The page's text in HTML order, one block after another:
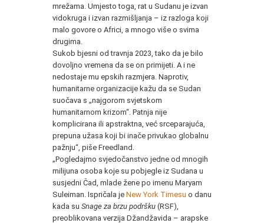
mrežama. Umjesto toga, rat u Sudanu je izvan
vidokruga i izvan razmišljanja – iz razloga koji
malo govore o Africi, a mnogo više o svima
drugima.
Sukob bjesni od travnja 2023, tako da je bilo
dovoljno vremena da se on primijeti. A i ne
nedostaje mu epskih razmjera. Naprotiv,
humanitarne organizacije kažu da se Sudan
suočava s „najgorom svjetskom
humanitarnom krizom“. Patnja nije
komplicirana ili apstraktna, već srceparajuća,
prepuna užasa koji bi inače privukao globalnu
pažnju“, piše Freedland.
„Pogledajmo svjedočanstvo jedne od mnogih
milijuna osoba koje su pobjegle iz Sudana u
susjedni Čad, mlade žene po imenu Maryam
Suleiman. Ispričala je New York Timesu o danu
kada su Snage za brzu podršku (RSF),
preoblikovana verzija Džandžavida – arapske